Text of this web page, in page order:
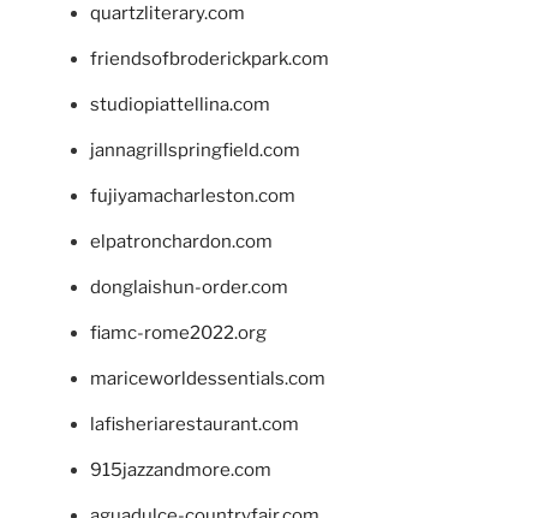
quartzliterary.com
friendsofbroderickpark.com
studiopiattellina.com
jannagrillspringfield.com
fujiyamacharleston.com
elpatronchardon.com
donglaishun-order.com
fiamc-rome2022.org
mariceworldessentials.com
lafisheriarestaurant.com
915jazzandmore.com